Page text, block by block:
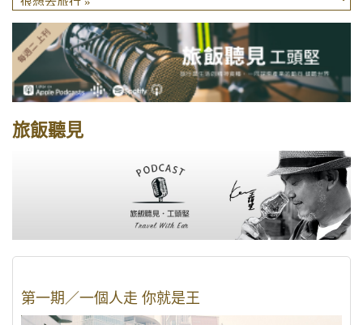
旅飯聽見
第一期／一個人走 你就是王